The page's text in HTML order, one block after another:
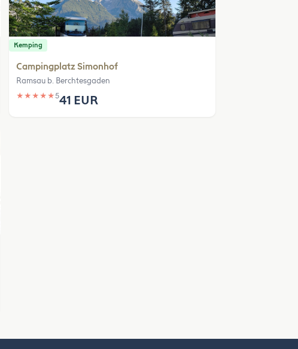
Kemping
Campingplatz Simonhof
Ramsau b. Berchtesgaden
★ ★ ★ ★ ★541 EUR